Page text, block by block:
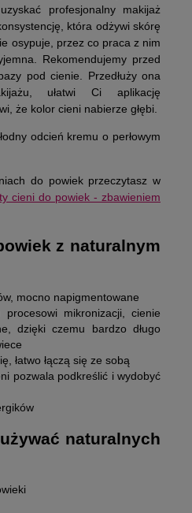
profesjonalny makijaż
która odżywi skórę
osypuje, przez co praca z nim
Rekomendujemy przed
pod cienie. Przedłuży ona
ułatwi Ci aplikację
że kolor cieni nabierze głębi.
odcień kremu o perłowym
do powiek przeczytasz w
cieni do powiek - zbawieniem
z naturalnym
mocno napigmentowane
procesowi mikronizacji, cienie
dzięki czemu bardzo długo
łatwo łączą się ze sobą
pozwala podkreślić i wydobyć
naturalnych